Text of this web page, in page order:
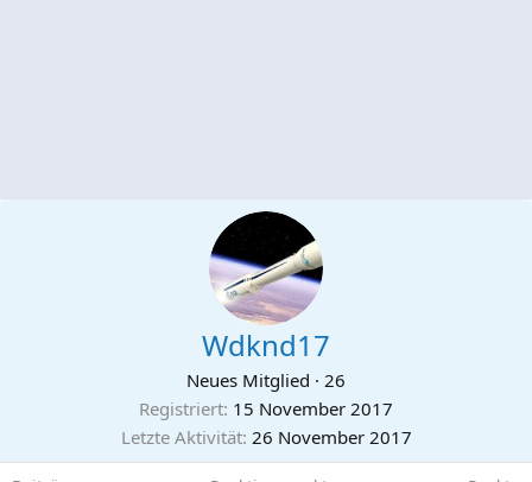
Wdknd17
Neues Mitglied · 26
Registriert 15 November 2017
Letzte Aktivität 26 November 2017